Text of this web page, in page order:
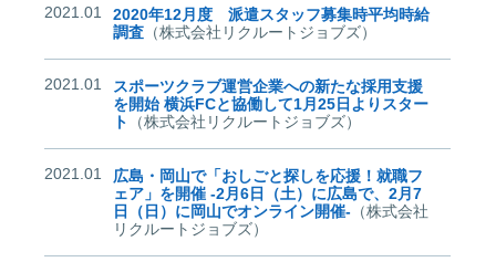
2021.01
2020年12月度 派遣スタッフ募集時平均時給
調査 （株式会社リクルートジョブズ）
2021.01
スポーツクラブ運営企業への新たな採用支援
を開始 横浜FCと協働して1月25日よりスター
ト
（株式会社リクルートジョブズ）
2021.01
広島・岡山で「おしごと探しを応援！就職フ
ェア」を開催 -2月6日（土）に広島で、2月7
日（日）に岡山でオンライン開催- （株式会社
リクルートジョブズ）